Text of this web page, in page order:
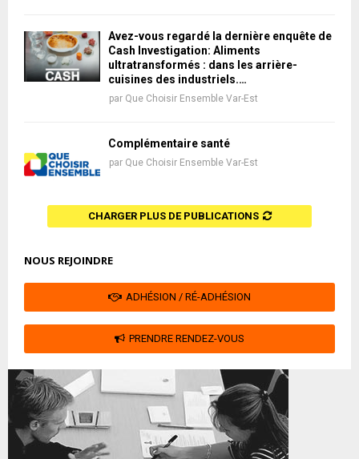
Avez-vous regardé la dernière enquête de
Cash Investigation: Aliments
ultratransformés : dans les arrière-
cuisines des industriels.…
par Que Choisir Ensemble Var-Est
Complémentaire santé
par Que Choisir Ensemble Var-Est
CHARGER PLUS DE PUBLICATIONS
NOUS REJOINDRE
ADHÉSION / RÉ-ADHÉSION
PRENDRE RENDEZ-VOUS